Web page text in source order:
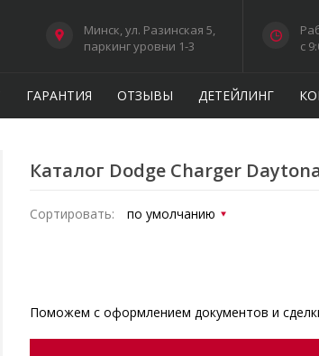
Минск, ул. Разинская 5,
паркинг уровни 1-3
c
ГАРАНТИЯ ОТЗЫВЫ ДЕТЕЙЛИНГ
Каталог Dodge Charger
Сортировать:
Поможем с оформлением документов и